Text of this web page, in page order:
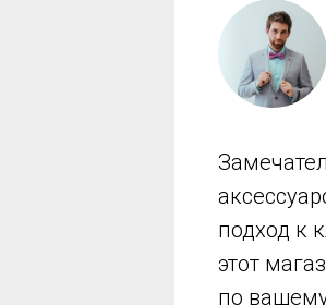
подход к
этот
по